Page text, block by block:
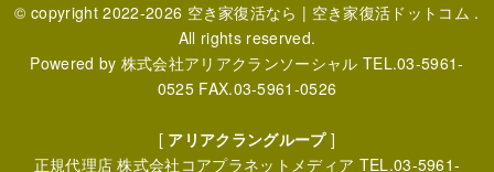
© copyright 2022-2026 空き家復活なら | 空き家復活ドットコム .
All rights reserved.
Powered by 株式会社アリアクランソーシャル TEL.03-5961-
0525 FAX.03-5961-0526
[ アリアクラングループ]
正規代理店株式会社コアプラネットメディア TEL.03-5961-